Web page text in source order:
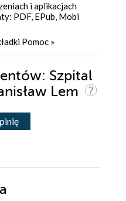
i aplikacjach
PDF, EPub, Mobi
Pomoc »
Szpital
Lem